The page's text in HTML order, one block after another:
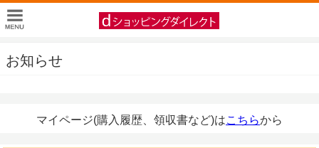
お知らせ
マイページ(購入履歴、領収書など)はこちらから